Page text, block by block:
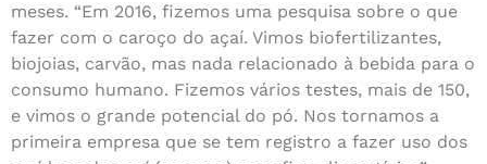
meses. “Em 2016, fizemos uma pesquisa sobre o que
fazer com o caroço do açaí. Vimos biofertilizantes,
biojoias, carvão, mas nada relacionado à bebida para o
consumo humano. Fizemos vários testes, mais de 150,
e vimos o grande potencial do pó. Nos tornamos a
primeira empresa que se tem registro a fazer uso dos